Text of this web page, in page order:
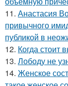
11. Анастасия
привычного
публикой в
12. Когда стоит
13. Лободу не
14. Женское